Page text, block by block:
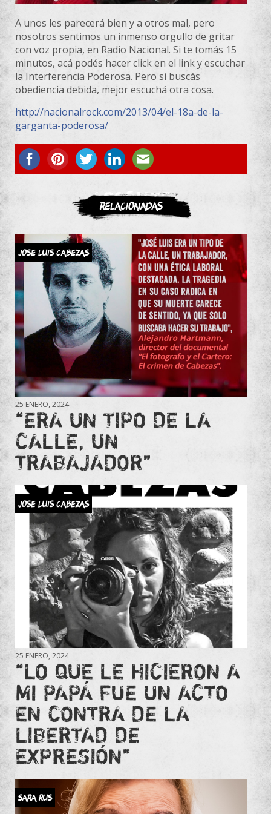
A unos les parecerá bien y a otros mal, pero
nosotros sentimos un inmenso orgullo de gritar
con voz propia, en Radio Nacional. Si te tomás 15
minutos, acá podés hacer click en el link y escuchar
la Interferencia Poderosa. Pero si buscás
obediencia debida, mejor escuchá otra cosa.
http://nacionalrock.com/2013/04/el-18a-de-la-
garganta-poderosa/
ASOCIATE
Relacionadas
JOSE LUIS CABEZAS
25 ENERO, 2024
“ERA UN TIPO DE LA
CALLE, UN
TRABAJADOR”
JOSE LUIS CABEZAS
25 ENERO, 2024
“LO QUE LE HICIERON A
MI PAPÁ FUE UN ACTO
EN CONTRA DE LA
LIBERTAD DE
EXPRESIÓN”
SARA RUS